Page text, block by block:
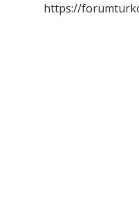
https://